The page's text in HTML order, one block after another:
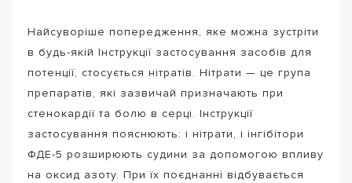
Найсуворіше попередження, яке можна зустріти
в будь-якій Інструкції застосування засобів для
потенції, стосується нітратів. Нітрати — це група
препаратів, які зазвичай призначають при
стенокардії та болю в серці. Інструкції
застосування пояснюють: і нітрати, і інгібітори
ФДЕ-5 розширюють судини за допомогою впливу
на оксид азоту. При їх поєднанні відбувається